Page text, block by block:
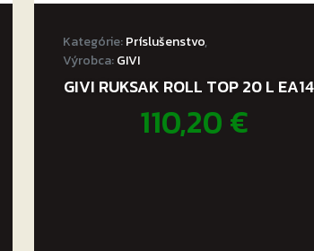
Kategórie:Príslušenstvo,
Výrobca:GIVI
GIVI RUKSAK ROLL TOP 20 L
110,20€